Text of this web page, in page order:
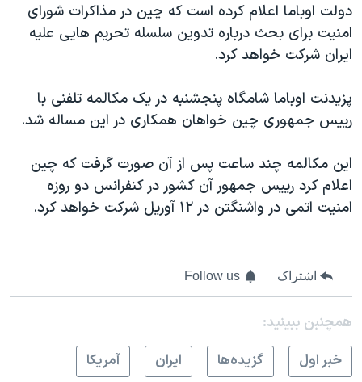
دولت اوباما اعلام کرده است که چین در مذاکرات شورای
امنیت برای بحث درباره تدوین سلسله تحریم هایی علیه
ایران شرکت خواهد کرد.
پزیدنت اوباما شامگاه پنجشنبه در یک مکالمه تلفنی با
رییس جمهوری چین خواهان همکاری در این مساله شد.
این مکالمه چند ساعت پس از آن صورت گرفت که چین
اعلام کرد رییس جمهور آن کشور در کنفرانس دو روزه
امنیت اتمی در واشنگتن در ۱۲ آوریل شرکت خواهد کرد.
اشتراک Follow us
همچنبن ببینید:
خبر اول
گزيده‌ها ايران آمريکا